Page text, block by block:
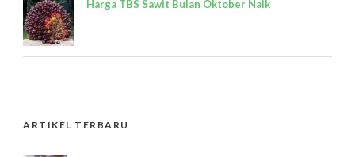
Harga TBS Sawit Bulan Oktober Naik
ARTIKEL TERBARU